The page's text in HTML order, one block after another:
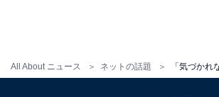
All About ニュース ネットの話題